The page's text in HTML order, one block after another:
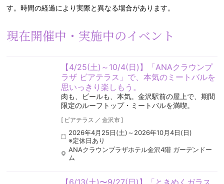
す。時間の経過により実際と異なる場合があります。
現在開催中・実施中のイベント
【4/25(土)～10/4(日)】「ANAクラウンプ
ラザ ビアテラス」で、本気のミートバルを
思いっきり楽しもう。
肉も、ビールも、本気。金沢駅前の屋上で、期間
限定のルーフトップ・ミートバルを満喫。
[ ビアテラス ／ 金沢市]
2026年4月25日(土)～2026年10月4日(日)
※定休日あり
ANAクラウンプラザホテル金沢4階 ガーデンドー
ム